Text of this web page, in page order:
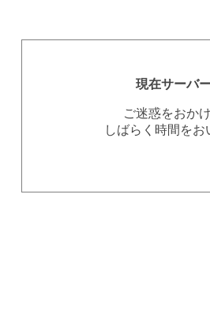
現在サーバ
ご迷惑をおか
しばらく時間を